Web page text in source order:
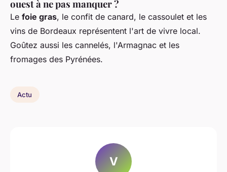
ouest à ne pas manquer ?
Le foie gras, le confit de canard, le cassoulet et les
vins de Bordeaux représentent l'art de vivre local.
Goûtez aussi les cannelés, l'Armagnac et les
fromages des Pyrénées.
Actu
V